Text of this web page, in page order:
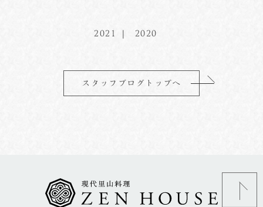
2021 2020
スタッフブログトップへ